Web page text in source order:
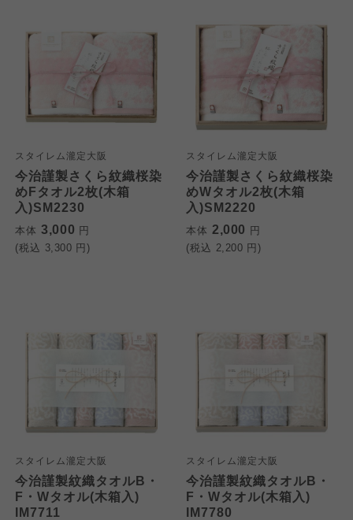
スタイレム瀧定大阪
今治謹製さくら紋織桜染
めFタオル2枚(木箱
入)SM2230
本体 3,000 円
(税込 3,300 円)
スタイレム瀧定大阪
今治謹製さくら紋織桜染
めWタオル2枚(木箱
入)SM2220
本体 2,000 円
(税込 2,200 円)
スタイレム瀧定大阪
今治謹製紋織タオルB・
F・Wタオル(木箱入)
IM7711
スタイレム瀧定大阪
今治謹製紋織タオルB・
F・Wタオル(木箱入)
IM7780